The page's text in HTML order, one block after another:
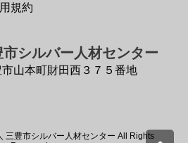
規約
シルバー人材センター
山本町財田西３７５番地
三豊市シルバー人材センター All Rights